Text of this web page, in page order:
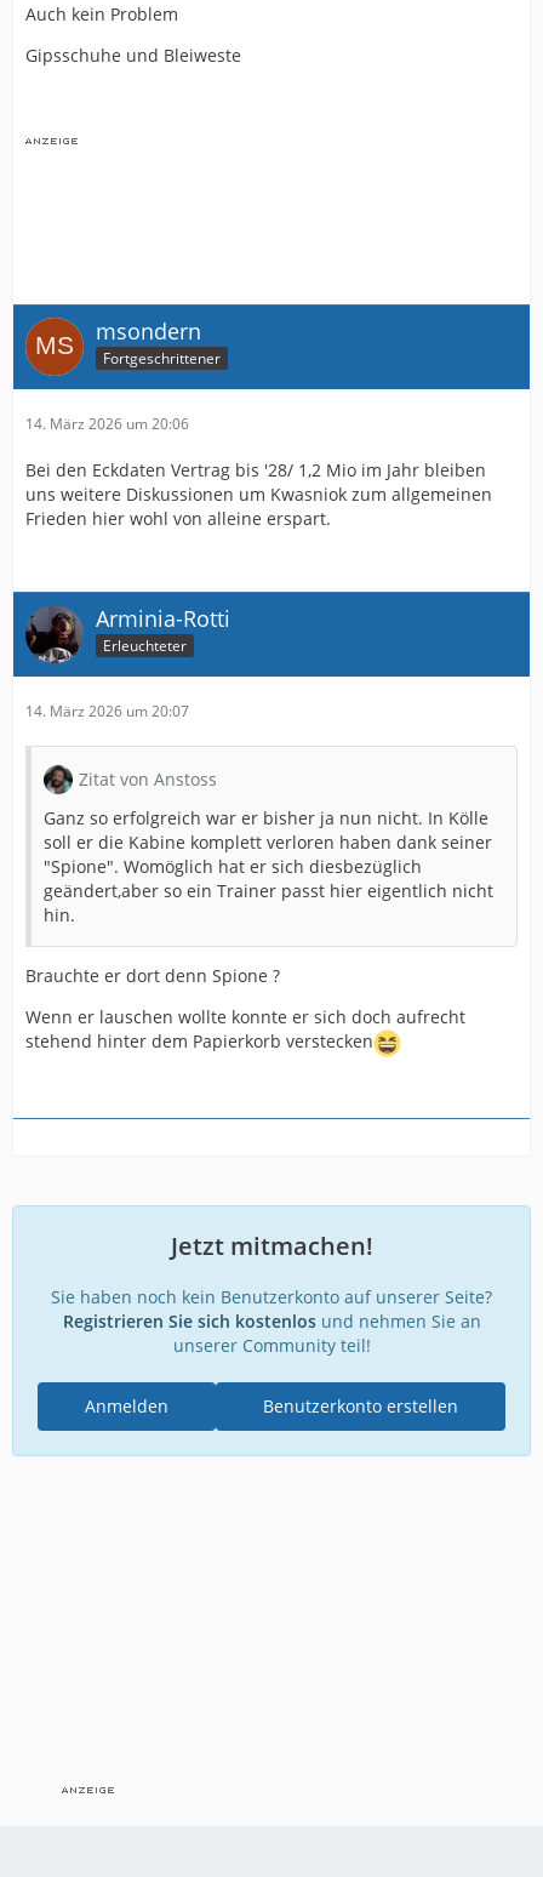
Auch kein Problem
Gipsschuhe und Bleiweste
msondern
Fortgeschrittener
14. März 2026 um 20:06
Bei den Eckdaten Vertrag bis '28/ 1,2 Mio im Jahr bleiben
uns weitere Diskussionen um Kwasniok zum allgemeinen
Frieden hier wohl von alleine erspart.
Arminia-Rotti
Erleuchteter
14. März 2026 um 20:07
Zitat von Anstoss
Ganz so erfolgreich war er bisher ja nun nicht. In Kölle
soll er die Kabine komplett verloren haben dank seiner
"Spione". Womöglich hat er sich diesbezüglich
geändert,aber so ein Trainer passt hier eigentlich nicht
hin.
Brauchte er dort denn Spione ?
Wenn er lauschen wollte konnte er sich doch aufrecht
stehend hinter dem Papierkorb verstecken
Jetzt mitmachen!
Sie haben noch kein Benutzerkonto auf unserer Seite?
Registrieren Sie sich kostenlosund nehmen Sie an
unserer Community teil!
Benutzerkonto erstellen
Anmelden